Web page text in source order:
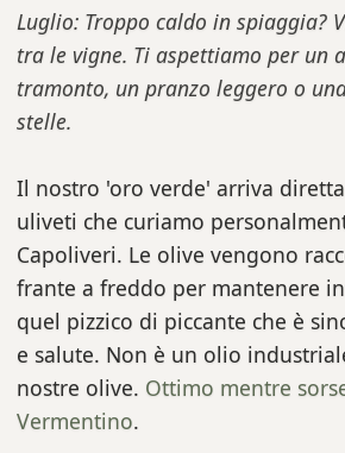
Luglio: Troppo caldo in spiaggia?
tra le vigne. Ti aspettiamo per un
tramonto, un pranzo leggero o
stelle.
Il nostro 'oro verde' arriva
uliveti che curiamo
Capoliveri. Le olive vengono
frante a freddo per mantenere
quel pizzico di piccante che è
e salute. Non è un olio
nostre olive. Ottimo mentre
Vermentino.